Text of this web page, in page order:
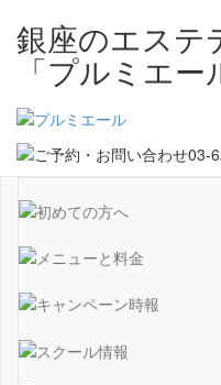
銀座のエステ
「プルミエー